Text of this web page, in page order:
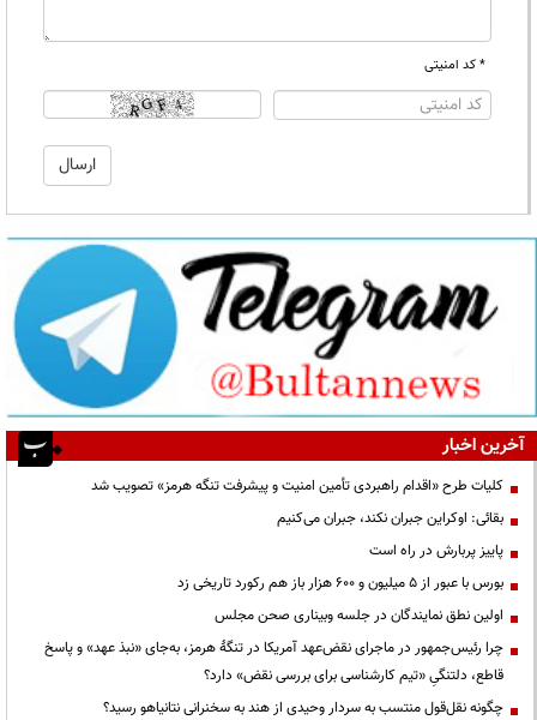
* کد امنیتی
آخرین اخبار
کلیات طرح «اقدام راهبردی تأمین امنیت و پیشرفت تنگه هرمز» تصویب شد
بقائی: اوکراین جبران نکند، جبران می‌کنیم
پاییز پربارش در راه است
بورس با عبور از ۵ میلیون و ۶۰۰ هزار باز هم رکورد تاریخی زد
اولین نطق نمایندگان در جلسه وبیناری صحن مجلس
چرا رئیس‌جمهور در ماجرای نقض‌عهد آمریکا در تنگهٔ هرمز، به‌جای «نبذ عهد» و پاسخ
قاطع، دلتنگیِ «تیم کارشناسی برای بررسی نقض» دارد؟
چگونه نقل‌قول منتسب به سردار وحیدی از هند به سخنرانی نتانیاهو رسید؟